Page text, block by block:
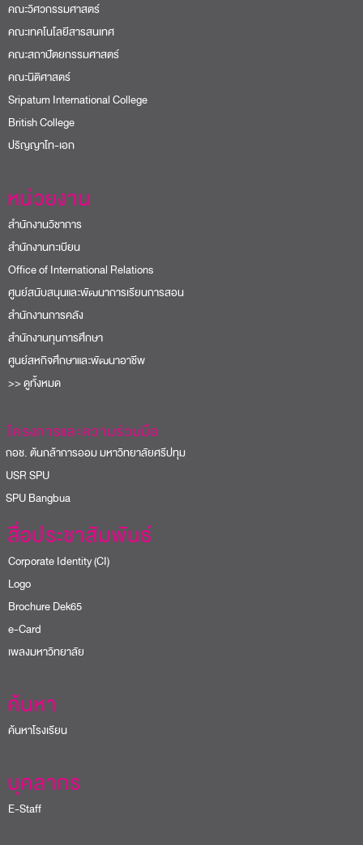
คณะวิศวกรรมศาสตร์
คณะเทคโนโลยีสารสนเทศ
คณะสถาปัตยกรรมศาสตร์
คณะนิติศาสตร์
Sripatum International College
British College
ปริญญาโท-เอก
หน่วยงาน
สำนักงานวิชาการ
สำนักงานทะเบียน
Office of International Relations
ศูนย์สนับสนุนและพัฒนาการเรียนการสอน
สำนักงานการคลัง
สำนักงานทุนการศึกษา
ศูนย์สหกิจศึกษาและพัฒนาอาชีพ
>> ดูทั้งหมด
โครงการและความร่วมมือ
ช. ต้นกล้าการออม มหาวิทยาลัยศรีปทุม
SPU
Bangbua
สื่อประชาสัมพันธ์
Corporate Identity (CI)
Logo
Brochure Dek65
e-Card
เพลงมหาวิทยาลัย
ค้นหา
ค้นหาโรงเรียน
บุคลากร
E-Staff